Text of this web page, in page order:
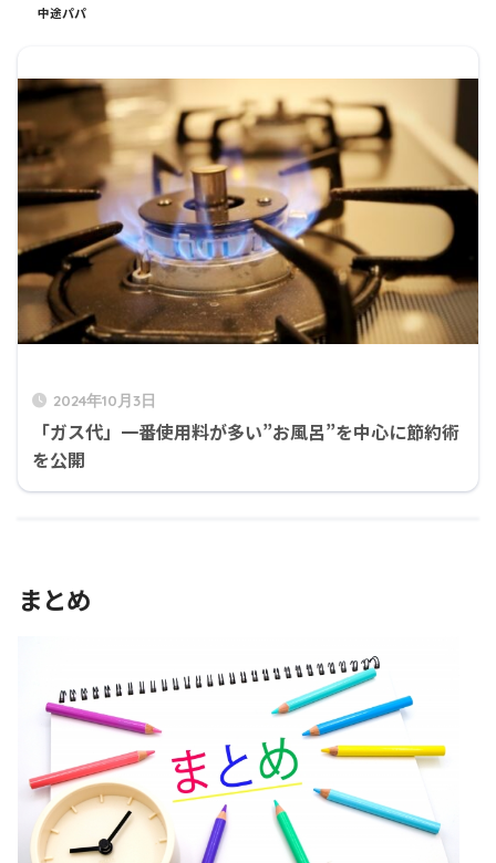
中途パパ
2024年10月3日
「ガス代」一番使用料が多い”お風呂”を中心に節約術
を公開
まとめ